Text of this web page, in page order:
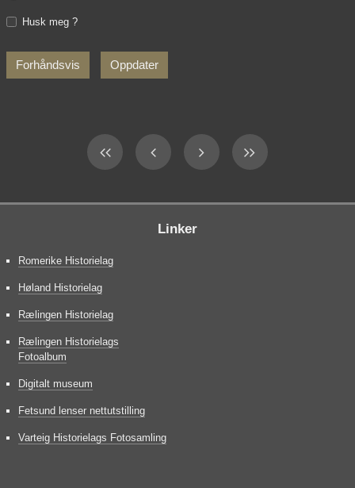
Husk meg ?
Linker
Romerike Historielag
Høland Historielag
Rælingen Historielag
Rælingen Historielags
Fotoalbum
Digitalt museum
Fetsund lenser nettutstilling
Varteig Historielags Fotosamling